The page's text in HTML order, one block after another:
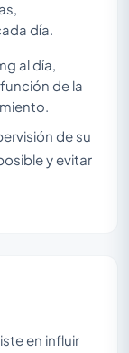
día.
al día,
de la
de su
y evitar
en influir